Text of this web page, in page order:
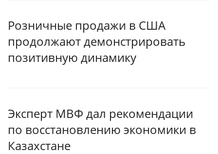
Розничные продажи в США
продолжают демонстрировать
позитивную динамику
Эксперт МВФ дал рекомендации
по восстановлению экономики в
Казахстане